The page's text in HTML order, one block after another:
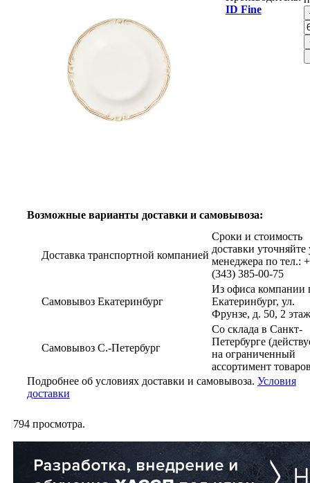
ID Fine
Возможные варианты доставки и самовывоза:
Доставка транспортной компанией
Сроки и стоимость
доставки уточняйте
менеджера по тел.:
(343) 385-00-75
Самовывоз Екатеринбург
Из офиса компании
Екатеринбург, ул.
Фрунзе, д. 50, 2 этаж
Самовывоз С.-Петербург
Со склада в Санкт-
Петербурге
на ограниченный
ассортимент
Подробнее об условиях доставки и самовывоза. Условия
доставки
794просмотра.